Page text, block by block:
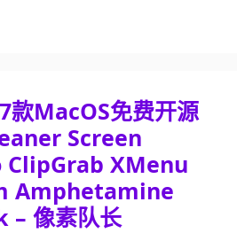
7款MacOS免费开源
Screen
ClipGrab XMenu
Amphetamine
– 像素队长